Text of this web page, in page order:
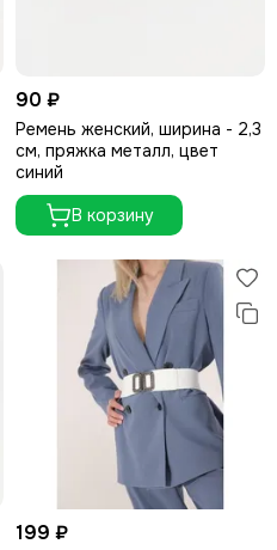
90 ₽
Ремень женский, ширина - 2,3
см, пряжка металл, цвет
синий
В корзину
199 ₽